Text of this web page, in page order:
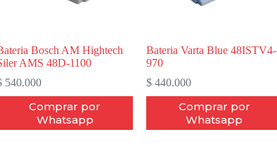
Bosch AM Hightech
AMS 48D-1100
540.000
Comprar por
Whatsapp
Bateria Varta Blue 48ISTV4-
970
$440.000
Comprar por
Whatsapp